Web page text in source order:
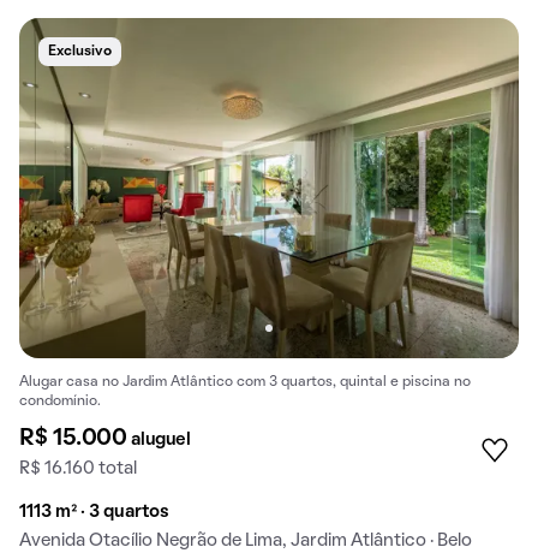
Exclusivo
Alugar casa no Jardim Atlântico com 3 quartos, quintal e piscina no
condomínio.
R$ 15.000aluguel
R$ 16.160 total
1113 m² · 3 quartos
Avenida Otacílio Negrão de Lima, Jardim Atlântico · Belo